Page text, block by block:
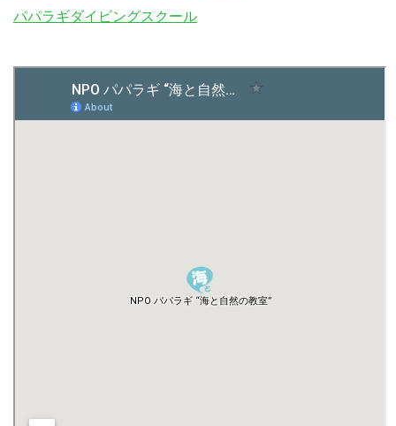
パパラギダイビングスクール